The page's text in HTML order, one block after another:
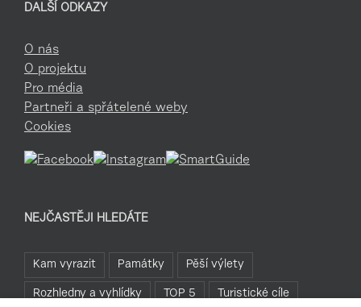
DALŠÍ ODKAZY
O nás
O projektu
Pro média
Partneři a spřátelené weby
Cookies
NEJČASTĚJI HLEDÁTE
Kam vyrazit Památky Pěší výlety
Rozhledny a vyhlídky TOP 5 Turistické cíle